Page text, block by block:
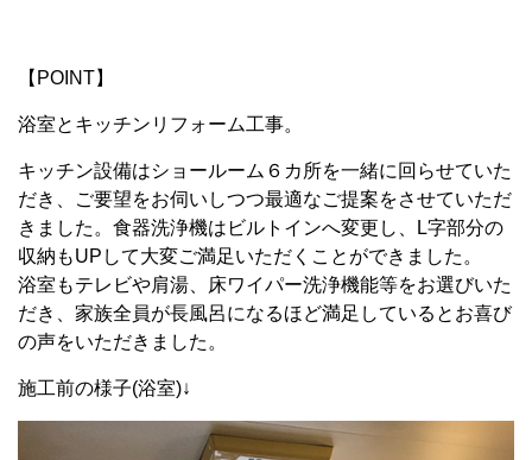
【POINT】
浴室とキッチンリフォーム工事。
キッチン設備はショールーム６カ所を一緒に回らせていた
だき、ご要望をお伺いしつつ最適なご提案をさせていただ
きました。食器洗浄機はビルトインへ変更し、L字部分の
収納もUPして大変ご満足いただくことができました。
浴室もテレビや肩湯、床ワイパー洗浄機能等をお選びいた
だき、家族全員が長風呂になるほど満足しているとお喜び
の声をいただきました。
施工前の様子(浴室)↓